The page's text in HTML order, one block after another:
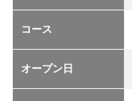
コース
オープン日